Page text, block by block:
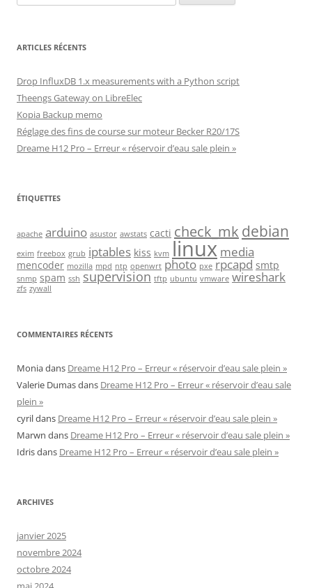
ARTICLES RÉCENTS
Drop InfluxDB 1.x measurements with a Python script
Theengs Gateway on LibreElec
Kopia Backup memo
Réglage des fins de course sur moteur Becker R20/17S
Dreame H12 Pro – Erreur « réservoir d’eau sale plein »
ÉTIQUETTES
apache arduino asustor awstats cacti check_mk debian
exim freebox grub iptables kiss kvm linux media
mencoder mozilla mpd ntp openwrt photo pxe rpcapd smtp
snmp spam ssh supervision tftp ubuntu vmware wireshark
zfs zywall
COMMENTAIRES RÉCENTS
Moniadans Dreame H12 Pro – Erreur « réservoir d’eau sale plein »
Valerie Dumasdans Dreame H12 Pro – Erreur « réservoir d’eau sale
plein »
cyrildans Dreame H12 Pro – Erreur « réservoir d’eau sale plein »
Marwn dans Dreame H12 Pro – Erreur « réservoir d’eau sale plein »
Idrisdans Dreame H12 Pro – Erreur « réservoir d’eau sale plein »
ARCHIVES
janvier 2025
novembre 2024
octobre 2024